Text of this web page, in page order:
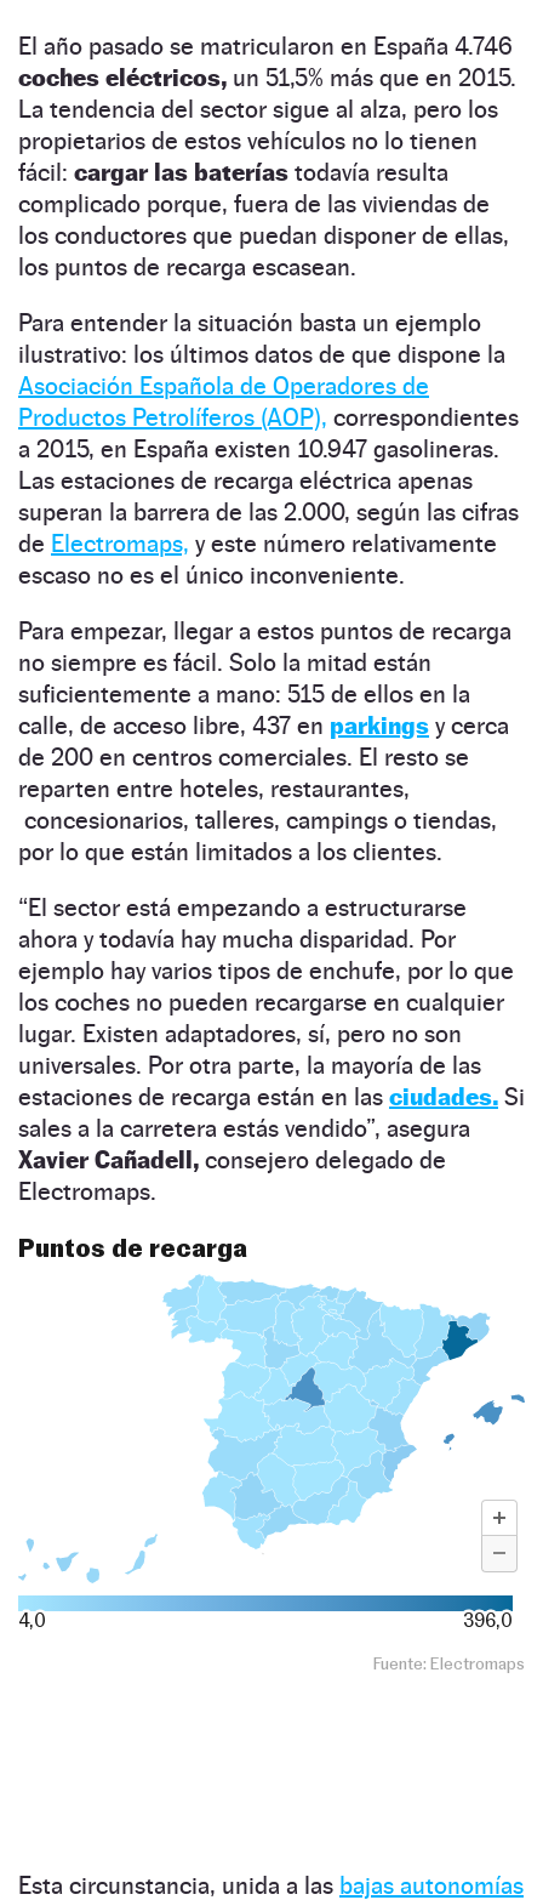
El año pasado se matricularon en España 4.746
coches eléctricos, un 51,5% más que en 2015.
La tendencia del sector sigue al alza, pero los
propietarios de estos vehículos no lo tienen
fácil: cargar las baterías todavía resulta
complicado porque, fuera de las viviendas de
los conductores que puedan disponer de ellas,
los puntos de recarga escasean.
Para entender la situación basta un ejemplo
ilustrativo: los últimos datos de que dispone la
Asociación Española de Operadores de
Productos Petrolíferos (AOP), correspondientes
a 2015, en España existen 10.947 gasolineras.
Las estaciones de recarga eléctrica apenas
superan la barrera de las 2.000, según las cifras
de Electromaps, y este número relativamente
escaso no es el único inconveniente.
Para empezar, llegar a estos puntos de recarga
no siempre es fácil. Solo la mitad están
suficientemente a mano: 515 de ellos en la
calle, de acceso libre, 437 en parkings y cerca
de 200 en centros comerciales. El resto se
reparten entre hoteles, restaurantes,
concesionarios, talleres, campings o tiendas,
por lo que están limitados a los clientes.
“El sector está empezando a estructurarse
ahora y todavía hay mucha disparidad. Por
ejemplo hay varios tipos de enchufe, por lo que
los coches no pueden recargarse en cualquier
lugar. Existen adaptadores, sí, pero no son
universales. Por otra parte, la mayoría de las
estaciones de recarga están en las ciudades. Si
sales a la carretera estás vendido”, asegura
Xavier Cañadell, consejero delegado de
Electromaps.
Esta circunstancia, unida a las bajas autonomías